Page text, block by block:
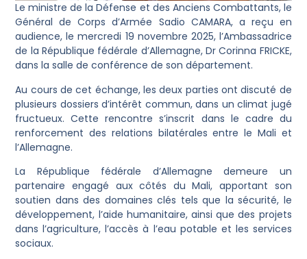
Le ministre de la Défense et des Anciens Combattants, le
Général de Corps d’Armée Sadio CAMARA, a reçu en
audience, le mercredi 19 novembre 2025, l’Ambassadrice
de la République fédérale d’Allemagne, Dr Corinna FRICKE,
dans la salle de conférence de son département.
Au cours de cet échange, les deux parties ont discuté de
plusieurs dossiers d’intérêt commun, dans un climat jugé
fructueux. Cette rencontre s’inscrit dans le cadre du
renforcement des relations bilatérales entre le Mali et
l’Allemagne.
La République fédérale d’Allemagne demeure un
partenaire engagé aux côtés du Mali, apportant son
soutien dans des domaines clés tels que la sécurité, le
développement, l’aide humanitaire, ainsi que des projets
dans l’agriculture, l’accès à l’eau potable et les services
sociaux.